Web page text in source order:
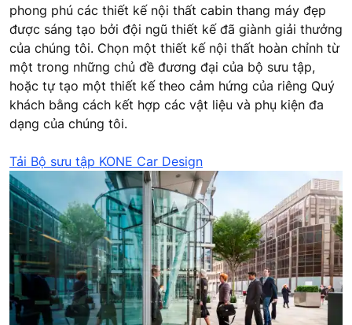
phong phú các thiết kế nội thất cabin thang máy đẹp
được sáng tạo bởi đội ngũ thiết kế đã giành giải thưởng
của chúng tôi. Chọn một thiết kế nội thất hoàn chỉnh từ
một trong những chủ đề đương đại của bộ sưu tập,
hoặc tự tạo một thiết kế theo cảm hứng của riêng Quý
khách bằng cách kết hợp các vật liệu và phụ kiện đa
dạng của chúng tôi.
Tải Bộ sưu tập KONE Car Design